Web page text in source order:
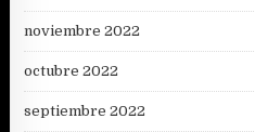
noviembre 2022
octubre 2022
septiembre 2022